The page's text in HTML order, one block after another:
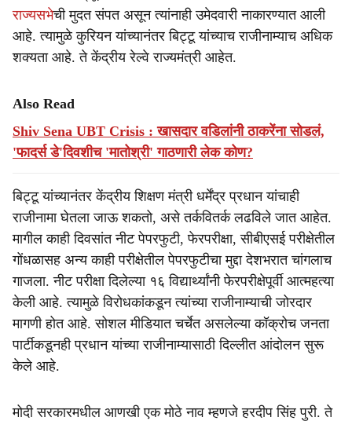
राज्यसभेची मुदत संपत असून त्यांनाही उमेदवारी नाकारण्यात आली
आहे. त्यामुळे कुरियन यांच्यानंतर बिट्टू यांच्याच राजीनाम्याच अधिक
शक्यता आहे. ते केंद्रीय रेल्वे राज्यमंत्री आहेत.
Also Read
Shiv Sena UBT Crisis : खासदार वडिलांनी ठाकरेंना सोडलं,
'फादर्स डे'दिवशीच 'मातोश्री' गाठणारी लेक कोण?
बिट्टू यांच्यानंतर केंद्रीय शिक्षण मंत्री धर्मेंद्र प्रधान यांचाही
राजीनामा घेतला जाऊ शकतो, असे तर्कवितर्क लढविले जात आहेत.
मागील काही दिवसांत नीट पेपरफुटी, फेरपरीक्षा, सीबीएसई परीक्षेतील
गोंधळासह अन्य काही परीक्षेतील पेपरफुटीचा मुद्दा देशभरात चांगलाच
गाजला. नीट परीक्षा दिलेल्या १६ विद्यार्थ्यांनी फेरपरीक्षेपूर्वी आत्महत्या
केली आहे. त्यामुळे विरोधकांकडून त्यांच्या राजीनाम्याची जोरदार
मागणी होत आहे. सोशल मीडियात चर्चेत असलेल्या कॉक्रोच जनता
पार्टीकडूनही प्रधान यांच्या राजीनाम्यासाठी दिल्लीत आंदोलन सुरू
केले आहे.
मोदी सरकारमधील आणखी एक मोठे नाव म्हणजे हरदीप सिंह पुरी. ते